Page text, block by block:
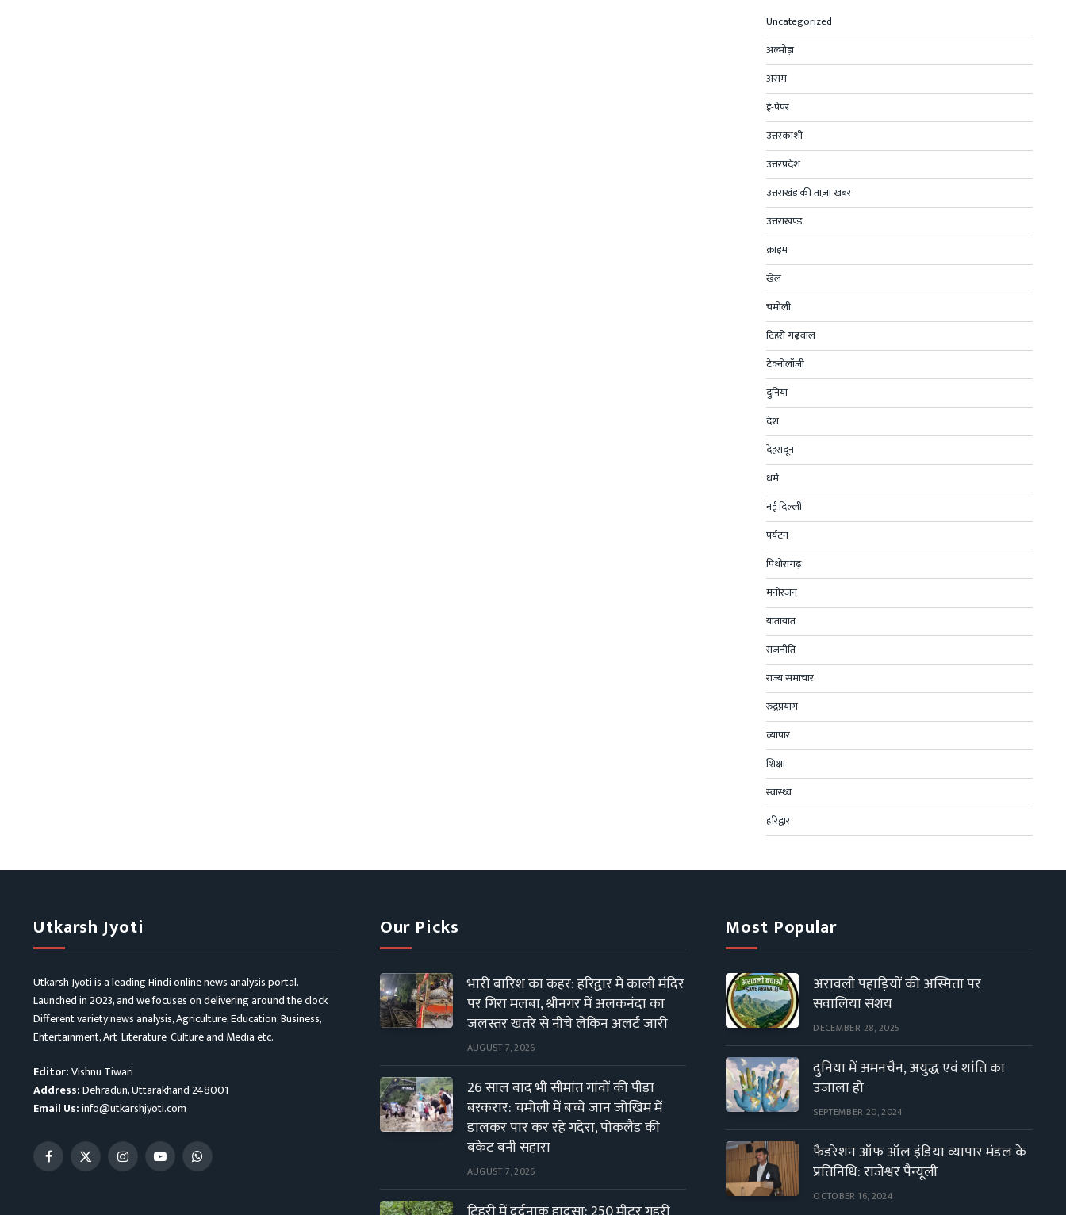
Uncategorized
अल्मोड़ा
असम
ई-पेपर
उत्तरकाशी
उत्तरप्रदेश
उत्तराखंड की ताज़ा खबर
उत्तराखण्ड
क्राइम
खेल
चमोली
टिहरी गढ़वाल
टेक्नोलॉजी
दुनिया
देश
देहरादून
धर्म
नई दिल्ली
पर्यटन
पिथोरागढ़
मनोरंजन
यातायात
राजनीति
राज्य समाचार
रुद्रप्रयाग
व्यापार
शिक्षा
स्वास्थ्य
हरिद्वार
Utkarsh Jyoti
Utkarsh Jyoti is a leading Hindi online news analysis portal.
Launched in 2023, and we focuses on delivering around the clock
Different variety news analysis, Agriculture, Education, Business,
Entertainment, Art-Literature-Culture and Media etc.
Editor:Vishnu Tiwari
Address:Dehradun, Uttarakhand 248001
Email Us:info@utkarshjyoti.com
Facebook
X
InstagramYouTubeWhatsApp
Our Picks
भारी बारिश का कहर: हरिद्वार में काली मंदिर
पर गिरा मलबा, श्रीनगर में अलकनंदा का
जलस्तर खतरे से नीचे लेकिन अलर्ट जारी
AUGUST 7, 2026
26 साल बाद भी सीमांत गांवों की पीड़ा
बरकरार: चमोली में बच्चे जान जोखिम में
डालकर पार कर रहे गदेरा, पोकलैंड की
बकेट बनी सहारा
AUGUST 7, 2026
Most Popular
अरावली पहाड़ियों की अस्मिता पर
सवालिया संशय
DECEMBER 28, 2025
दुनिया में अमनचैन, अयुद्ध एवं शांति का
उजाला हो
SEPTEMBER 20, 2024
फैडरेशन ऑफ ऑल इंडिया व्यापार मंडल के
प्रतिनिधि: राजेश्वर पैन्यूली
OCTOBER 16, 2024